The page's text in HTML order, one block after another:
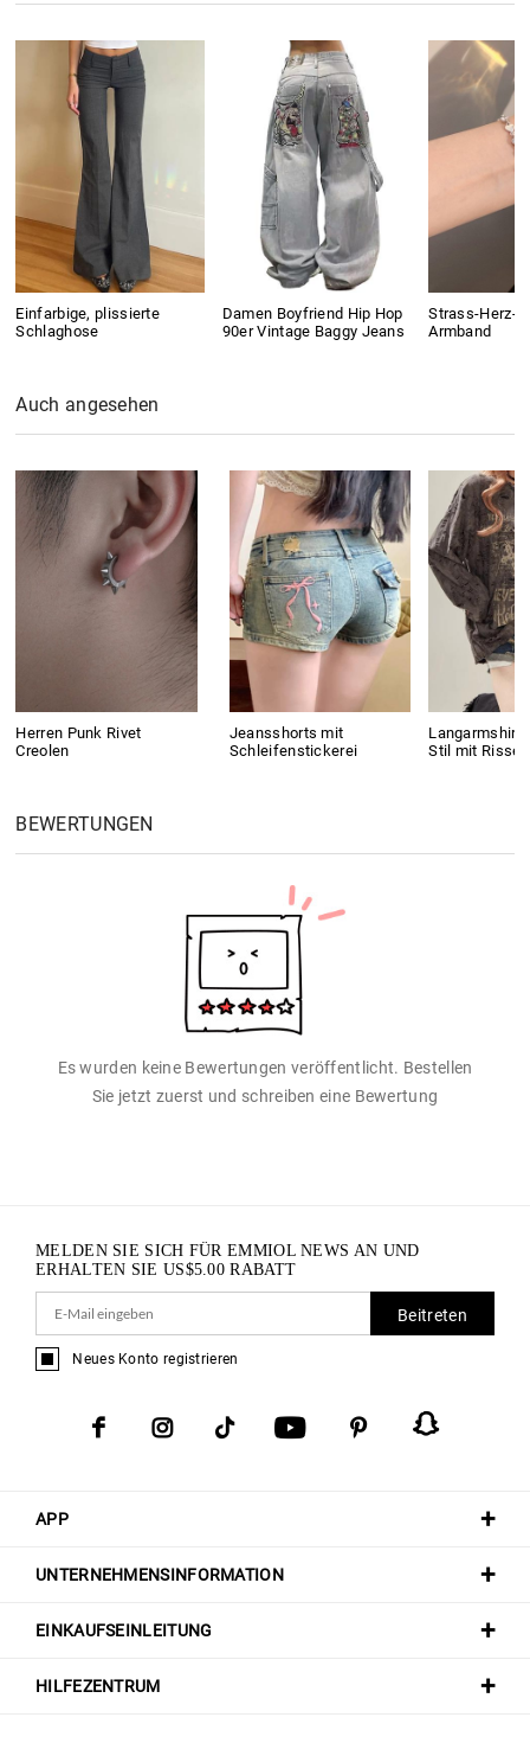
Einfarbige, plissierte
Schlaghose
Damen Boyfriend Hip Hop
90er Vintage Baggy Jeans
Strass-Herz-
Armband
Auch angesehen
Herren Punk Rivet
Creolen
Jeansshorts mit
Schleifenstickerei
Langarmshirt
Stil mit Rissen
BEWERTUNGEN
Es wurden keine Bewertungen veröffentlicht. Bestellen
Sie jetzt zuerst und schreiben eine Bewertung
APP
UNTERNEHMENSINFORMATION
EINKAUFSEINLEITUNG
HILFEZENTRUM
MELDEN SIE SICH FÜR EMMIOL NEWS AN UND
ERHALTEN SIE US$5.00 RABATT
Beitreten
Neues Konto registrieren